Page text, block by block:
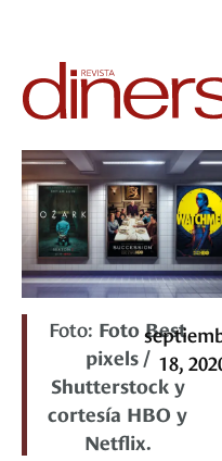
Foto: Foto Best
pixels /
Shutterstock y
cortesía HBO y
Netflix.
18,